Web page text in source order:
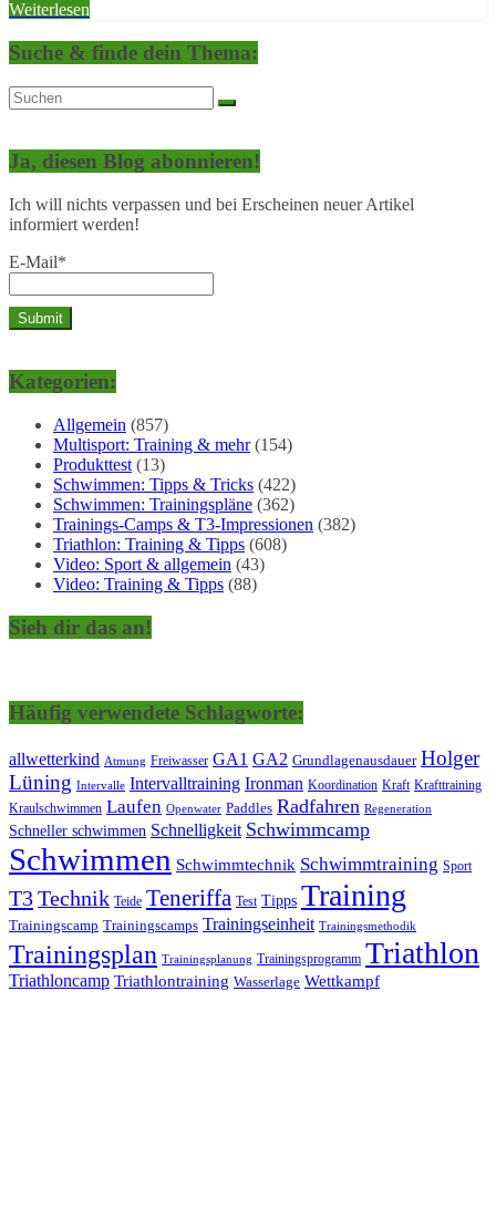
Weiterlesen
Suche & finde dein Thema:
Ja, diesen Blog abonnieren!
Ich will nichts verpassen und bei Erscheinen neuer Artikel
informiert werden!
E-Mail*
Kategorien:
Allgemein (857)
Multisport: Training & mehr(154)
Produkttest (13)
Schwimmen: Tipps & Tricks (422)
Schwimmen: Trainingspläne (362)
Trainings-Camps & T3-Impressionen (382)
Triathlon: Training & Tipps (608)
Video: Sport & allgemein (43)
Video: Training & Tipps (88)
Sieh dir das an!
Häufig verwendete Schlagworte:
allwetterkind Atmung Freiwasser GA1 GA2 Grundlagenausdauer Holger
Lüning Intervalle Intervalltraining Ironman Koordination Kraft Krafttraining
Kraulschwimmen Laufen Openwater Paddles Radfahren Regeneration
Schneller schwimmen Schnelligkeit Schwimmcamp
Schwimmen Schwimmtechnik Schwimmtraining Sport
T3Technik Teide Teneriffa Test Tipps Training
Trainingscamp Trainingscamps Trainingseinheit Trainingsmethodik
Trainingsplan Trainingsplanung Trainingsprogramm Triathlon
Triathloncamp Triathlontraining Wasserlage Wettkampf